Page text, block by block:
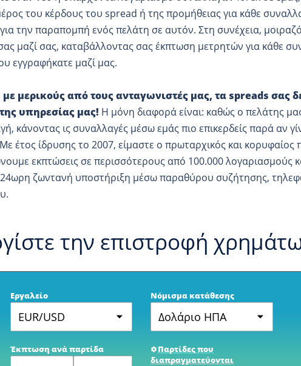
του κέρδους του spread ή της προμήθειας για κάθε
την παραπομπή ενός πελάτη σε αυτόν. Στη συνέχεια,
μαζί σας, καταβάλλοντας σας έκπτωση μετρητών για κάθε
εγγραφήκατε μαζί μας.
με μερικούς από τους ανταγωνιστές μας, τα spreads σας
υπηρεσίας μας! Η μόνη διαφορά είναι: καθώς ο πελάτης
κάνοντας ις συναλλαγές μέσω εμάς πιο επικερδείς παρά αν
έτος ίδρυσης το 2007, είμαστε ο πρωταρχικός και
εκπτώσεις σε περισσότερους από 100.000 λογαριασμούς
ζωντανή υποστήριξη μέσω παραθύρου συζήτησης,
την επιστροφή
Εργαλείο
EUR/USD
Νόμισμα κατάθεσης
Δολάριο ΗΠΑ
Έκπτωση ανά παρτίδα
Παρτίδες που
διαπραγματεύονται